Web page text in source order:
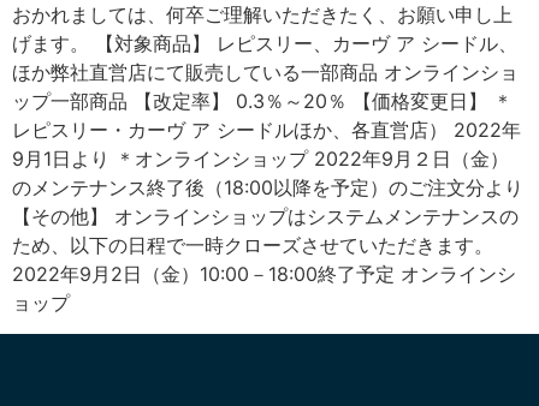
おかれましては、何卒ご理解いただきたく、お願い申し上
げます。 【対象商品】 レピスリー、カーヴ ア シードル、
ほか弊社直営店にて販売している一部商品 オンラインショ
ップ一部商品 【改定率】 0.3％～20％ 【価格変更日】 ＊
レピスリー・カーヴ ア シードルほか、各直営店） 2022年
9月1日より ＊オンラインショップ 2022年9月２日（金）
のメンテナンス終了後（18:00以降を予定）のご注文分より
【その他】 オンラインショップはシステムメンテナンスの
ため、以下の日程で一時クローズさせていただきます。
2022年9月2日（金）10:00－18:00終了予定 オンラインシ
ョップ